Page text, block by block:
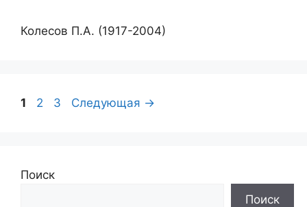
Колесов П.А. (1917-2004)
Страница
1 Страница
2 Страница
3 Следующая →
Поиск
Поиск